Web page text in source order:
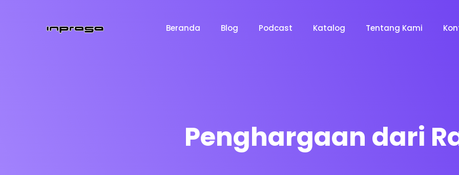
Beranda Blog Podcast Katalog Tentang Kami
Penghargaan dari